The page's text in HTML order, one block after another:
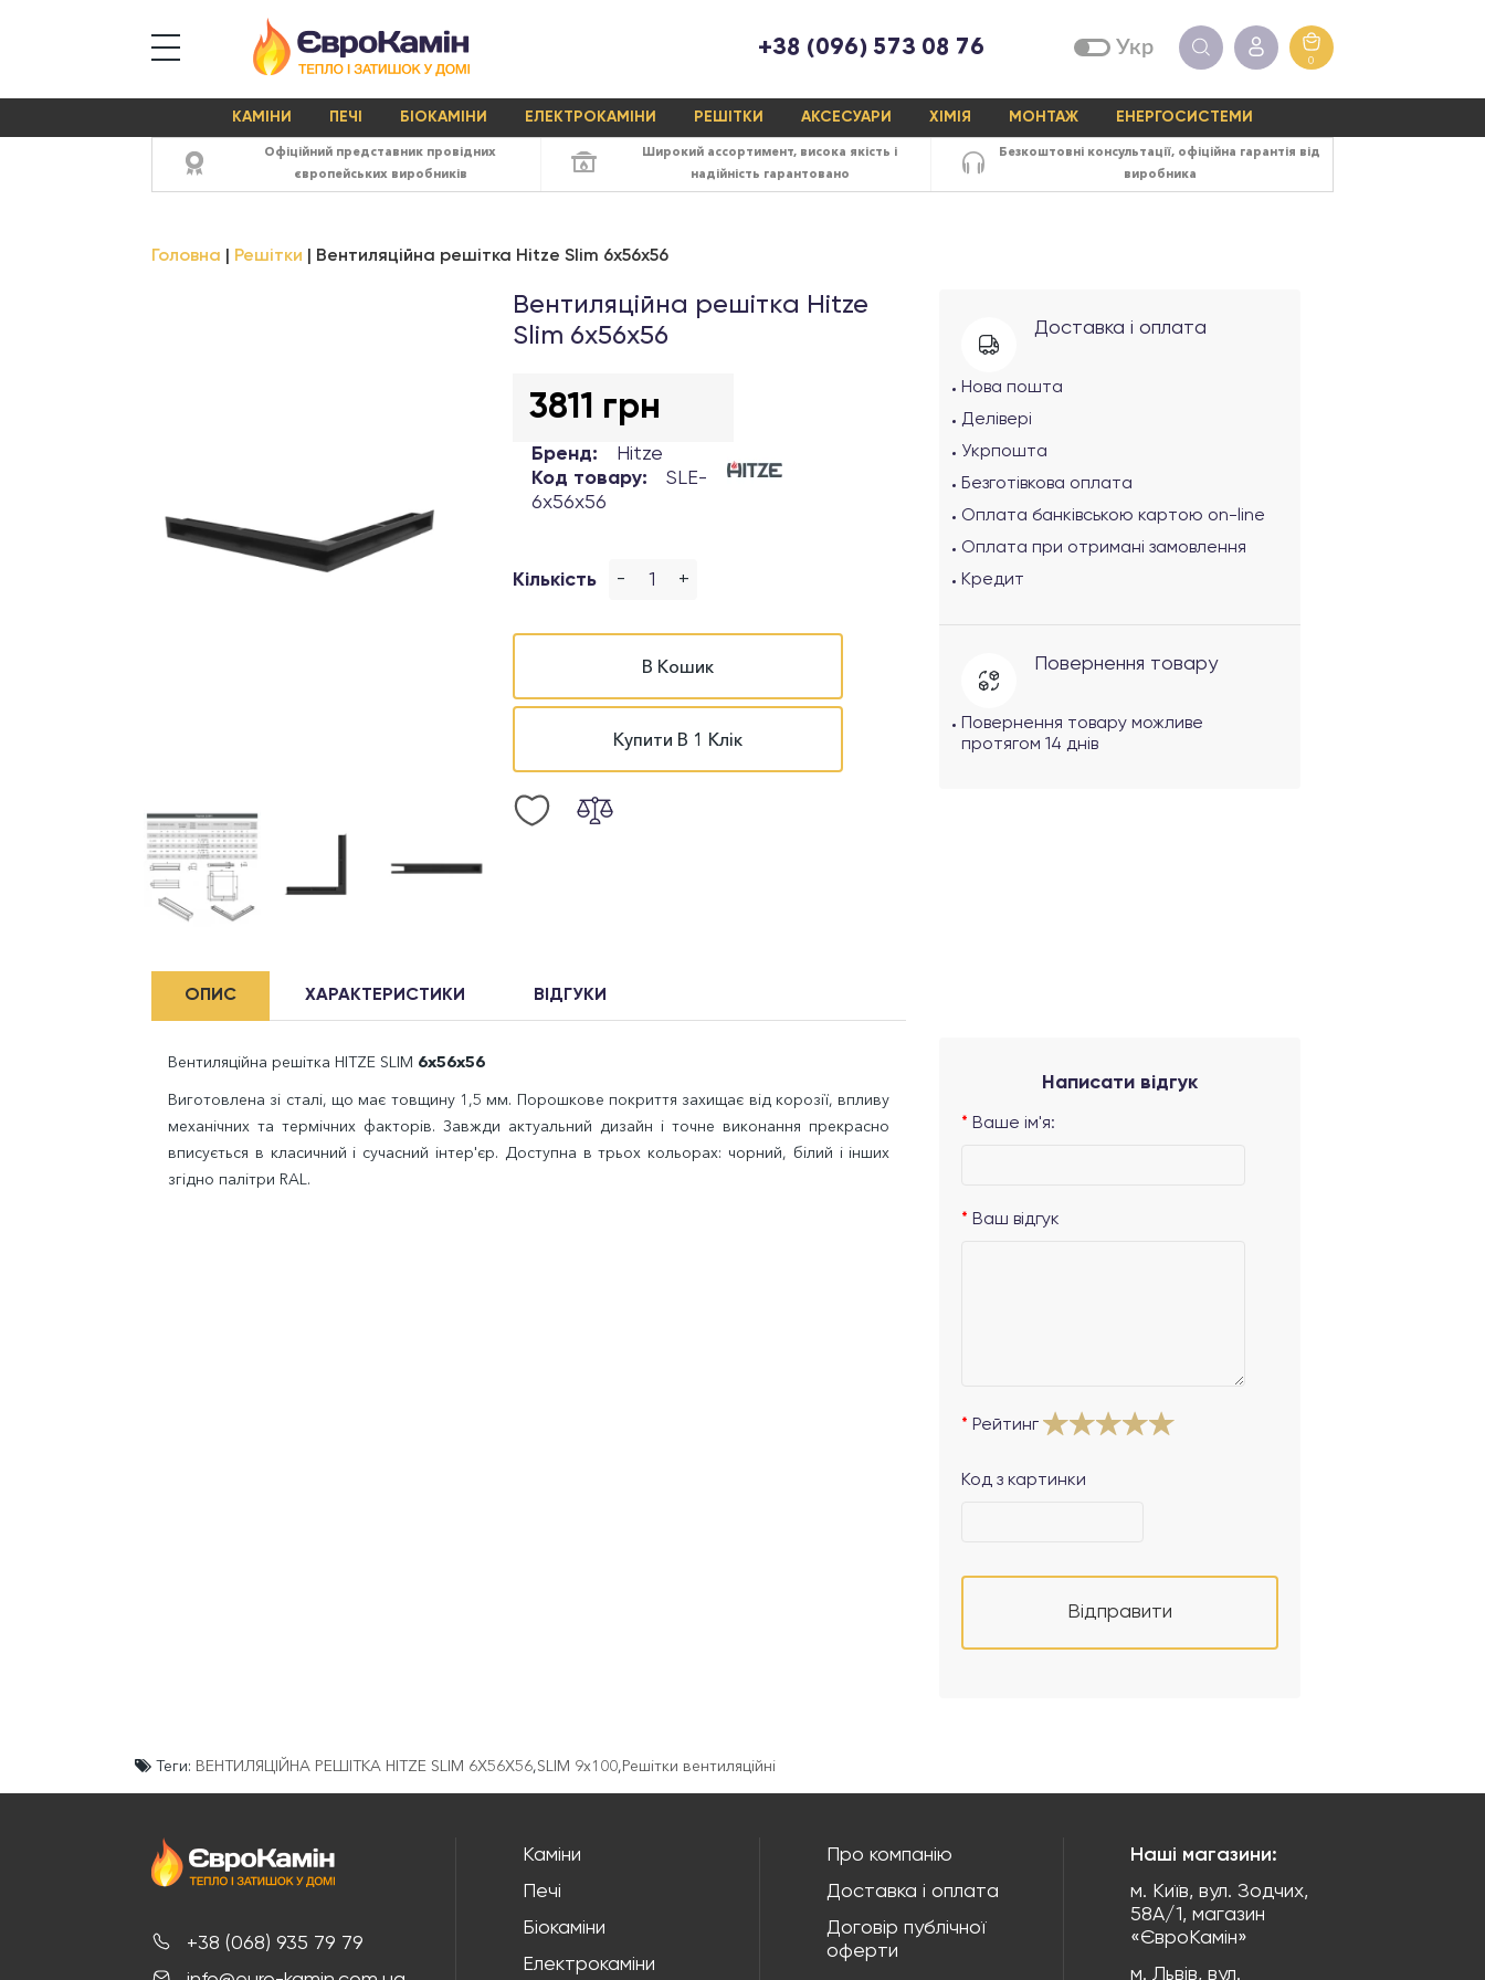
+38 (096) 573 08 76 Укр
0
КАМІНИ ПЕЧІ БІОКАМІНИ ЕЛЕКТРОКАМІНИ РЕШІТКИ АКСЕСУАРИ ХІМІЯ МОНТАЖ ЕНЕРГОСИСТЕМИ
Офіційний представник провідних
європейських виробників
Широкий ассортимент, висока якість і
надійність гарантовано
Безкоштовні консультації, офіційна гарантія від
виробника
Головна Решітки Вентиляційна решітка Hitze Slim 6х56х56
Вентиляційна решітка Hitze
Slim 6х56х56
3811 грн
Бренд:
Hitze
Код товару:
SLE-
6x56x56
Кількість - +
В Кошик
Купити В 1 Клік
Доставка і оплата
Нова пошта
Делівері
Укрпошта
Безготівкова оплата
Оплата банківською картою on-line
Оплата при отримані замовлення
Кредит
Повернення товару
Повернення товару можливе
протягом 14 днів
ОПИС ХАРАКТЕРИСТИКИ ВІДГУКИ
Вентиляційна решітка HITZE SLIM 6x56x56
Виготовлена зі сталі, що має товщину 1,5 мм. Порошкове покриття захищає від корозії, впливу
механічних та термічних факторів. Завжди актуальний дизайн і точне виконання прекрасно
вписується в класичний і сучасний інтер'єр. Доступна в трьох кольорах: чорний, білий і інших
згідно палітри RAL.
Написати відгук
Ваше ім'я:
Ваш відгук
Рейтинг
Код з картинки
Відправити
Теги: ВЕНТИЛЯЦІЙНА РЕШІТКА HITZE SLIM 6X56X56,SLIM 9x100,Решітки вентиляційні
+38 (068) 935 79 79
Каміни
Печі
Біокаміни
Електрокаміни
Про компанію
Доставка і оплата
Договір публічної
оферти
Наші магазини:
м. Київ, вул. Зодчих,
58А/1, магазин
«ЄвроКамін»
м. Львів, вул.